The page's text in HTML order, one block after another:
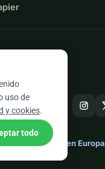
Hecho en Europa
uso de
y cookies.
todo